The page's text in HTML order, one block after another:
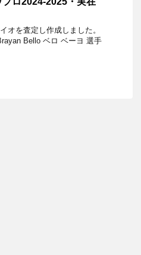
オを査定し作成しました。
Bello ベロ ベーヨ 選手